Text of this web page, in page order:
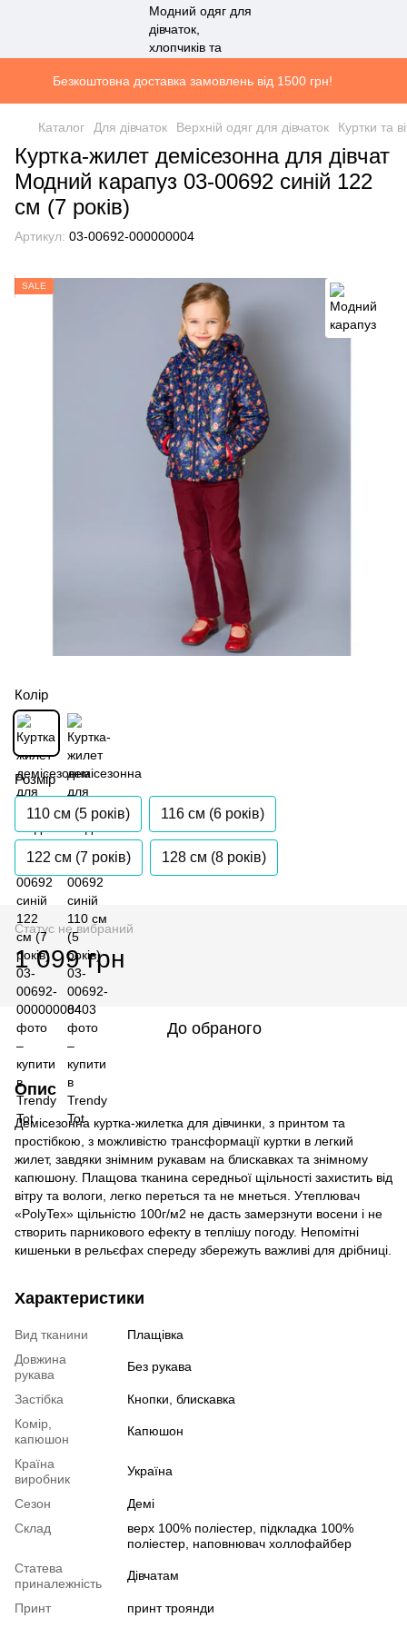
Безкоштовна доставка замовлень від 1500 грн!
Каталог Для дівчаток Верхній одяг для дівчаток Куртки та
Куртка-жилет демісезонна для дівчат
Модний карапуз 03-00692 синій 122
см (7 років)
Артикул: 03-00692-000000004
SALE
Колір
Розмір
110 см (5 років) 116 см (6 років)
122 см (7 років) 128 см (8 років)
Статус не вибраний
1 099 грн
До обраного
Опис
Демісезонна куртка-жилетка для дівчинки, з принтом та
простібкою, з можливістю трансформації куртки в легкий
жилет, завдяки знімним рукавам на блискавках та знімному
капюшону. Плащова тканина середньої щільності захистить від
вітру та вологи, легко переться та не мнеться. Утеплювач
«PolyTex» щільністю 100г/м2 не дасть замерзнути восени і не
створить парникового ефекту в теплішу погоду. Непомітні
кишеньки в рельєфах спереду збережуть важливі для дрібниці.
Характеристики
Вид тканини
Плащівка
Довжина
рукава
Без рукава
Застібка
Кнопки, блискавка
Комір,
капюшон
Капюшон
Країна
виробник
Україна
Сезон
Демі
Склад
верх 100% поліестер, пiдкладка 100%
поліестер, наповнювач холлофайбер
Статева
приналежність
Дівчатам
Принт принт троянди